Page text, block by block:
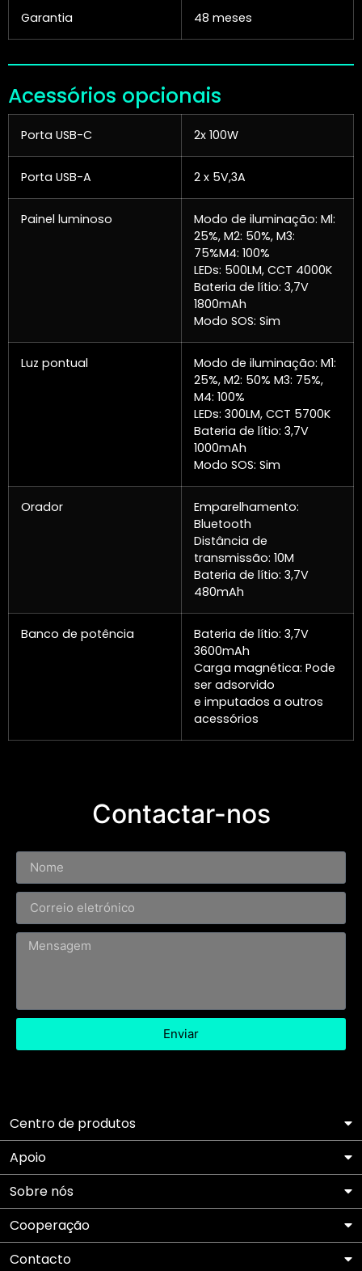
Garantia 48 meses
Acessórios opcionais
Porta USB-C 2x 100W
Porta USB-A 2 x 5V,3A
Painel luminoso
Modo de iluminação: Ml:
25%, M2: 50%, M3:
75%M4: 100%
LEDs: 500LM, CCT 4000K
Bateria de lítio: 3,7V
1800mAh
Modo SOS: Sim
Luz pontual
Modo de iluminação: M1:
25%, M2: 50% M3: 75%,
M4: 100%
LEDs: 300LM, CCT 5700K
Bateria de lítio: 3,7V
1000mAh
Modo SOS: Sim
Orador
Emparelhamento:
Bluetooth
Distância de
transmissão: 10M
Bateria de lítio: 3,7V
480mAh
Banco de potência
Bateria de lítio: 3,7V
3600mAh
Carga magnética: Pode
ser adsorvido
e imputados a outros
acessórios
Contactar-nos
Enviar
Centro de produtos
Apoio
Sobre nós
Cooperação
Contacto